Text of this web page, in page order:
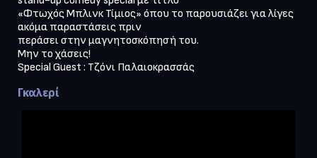
«Φτωχός Μπλινκ Τίμιος» όπου το παρουσιάζει για λίγες
ακόμα παραστάσεις πριν
περάσει στην μαγνητοσκόπησή του.
Μην το χάσεις!
Special Guest : Τζόνι Παλαιοκρασσάς
Γκαλερί